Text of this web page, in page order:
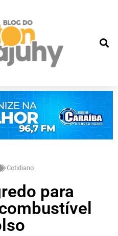
Cotidiano
para